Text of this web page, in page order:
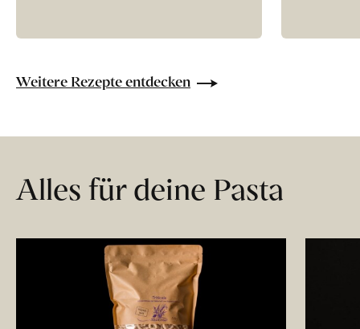
Weitere Rezepte entdecken
Alles für deine Pasta